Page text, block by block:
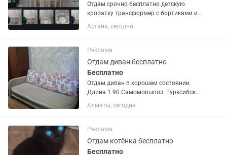
Отдам срочно бесплатно детскую
кроватку трансформер с бортиками и
Астана, сегодня
Реклама
Отдам диван бесплатно
Бесплатно
Отдам диван в хорошем состоянии.
Длина 1.90.Самомовывоз. Турксибский
район.
Алматы, сегодня
Реклама
Отдам котёнка бесплатно
Бесплатно